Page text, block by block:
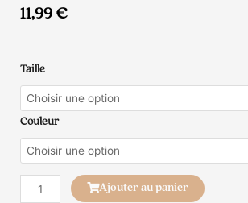
11,99€
Taille
Couleur
quantité
de
Harnais
Truelove
Nemo
Ajouter au panier